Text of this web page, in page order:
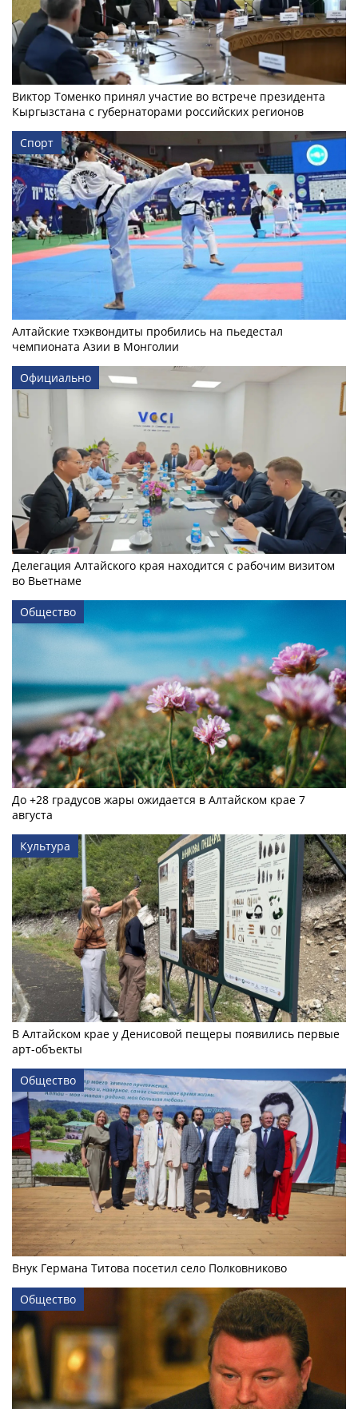
Виктор Томенко принял участие во встрече президента
Кыргызстана с губернаторами российских регионов
Спорт
Алтайские тхэквондиты пробились на пьедестал
чемпионата Азии в Монголии
Официально
Делегация Алтайского края находится с рабочим визитом
во Вьетнаме
Общество
До +28 градусов жары ожидается в Алтайском крае 7
августа
Культура
В Алтайском крае у Денисовой пещеры появились первые
арт-объекты
Общество
Внук Германа Титова посетил село Полковниково
Общество